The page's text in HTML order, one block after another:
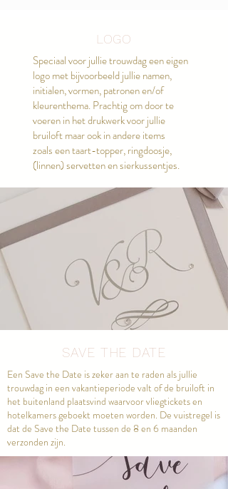
LOGO
Speciaal voor jullie trouwdag een eigen
logo met bijvoorbeeld jullie namen,
initialen, vormen, patronen en/of
kleurenthema. Prachtig om door te
voeren in het drukwerk voor jullie
bruiloft maar ook in andere items
zoals een taart-topper, ringdoosje,
(linnen) servetten en sierkussentjes.
SAVE THE DATE
Een Save the Date is zeker aan te raden als jullie
trouwdag in een vakantieperiode valt of de bruiloft in
het buitenland plaatsvind waarvoor vliegtickets en
hotelkamers geboekt moeten worden. De vuistregel is
dat de Save the Date tussen de 8 en 6 maanden
verzonden zijn.